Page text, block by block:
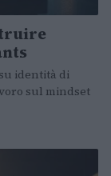
identità di
sul mindset